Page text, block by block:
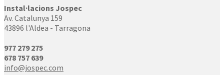
Instal·lacions Jospec
Av. Catalunya 159
43896 l'Aldea - Tarragona
977 279 275
678 757 639
info@jospec.com